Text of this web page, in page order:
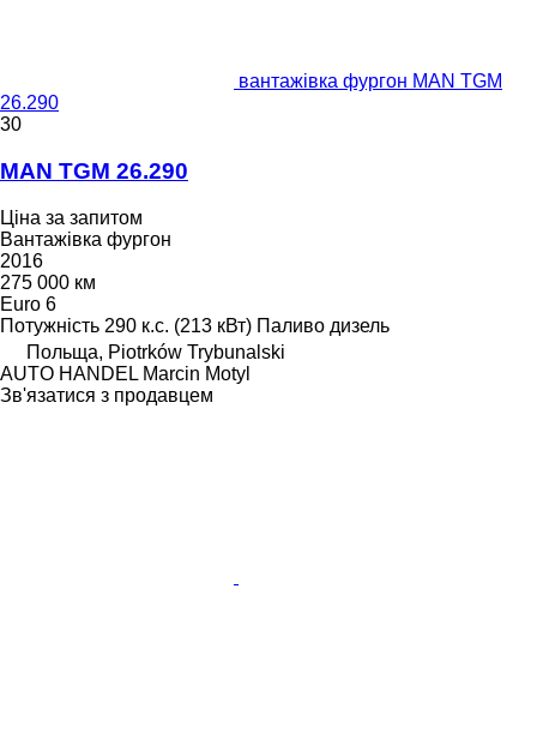
вантажівка фургон MAN TGM
26.290
30
MAN TGM 26.290
Ціна за запитом
Вантажівка фургон
2016
275 000 км
Euro 6
Потужність 290 к.с. (213 кВт) Паливо дизель
Польща, Piotrków Trybunalski
AUTO HANDEL Marcin Motyl
Зв'язатися з продавцем